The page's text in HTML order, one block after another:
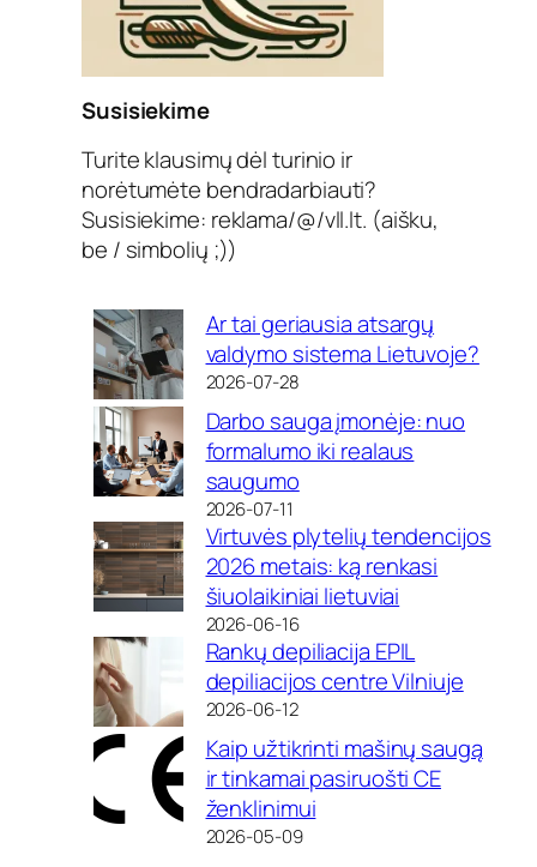
Susisiekime
Turite klausimų dėl turinio ir
norėtumėte bendradarbiauti?
Susisiekime: reklama/@/vll.lt. (aišku,
be / simbolių ;))
Ar tai geriausia atsargų
valdymo sistema Lietuvoje?
2026-07-28
Darbo sauga įmonėje: nuo
formalumo iki realaus
saugumo
2026-07-11
Virtuvės plytelių tendencijos
2026 metais: ką renkasi
šiuolaikiniai lietuviai
2026-06-16
Rankų depiliacija EPIL
depiliacijos centre Vilniuje
2026-06-12
Kaip užtikrinti mašinų saugą
ir tinkamai pasiruošti CE
ženklinimui
2026-05-09